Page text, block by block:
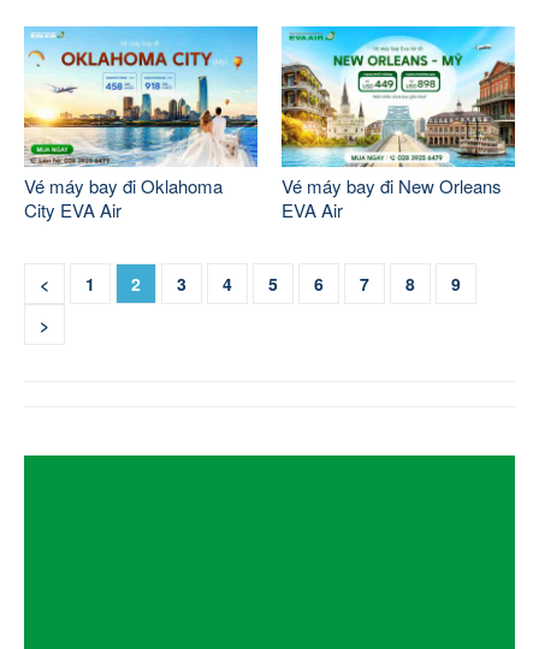
Vé máy bay đi Oklahoma
City EVA Air
Vé máy bay đi New Orleans
EVA Air
< 1 2 3 4 5 6 7 8
9
>